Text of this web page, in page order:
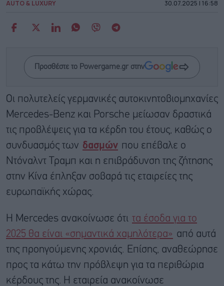
AUTO & LUXURY 30.07.2025 | 16:58
Προσθέστε το Powergame.gr στην
Οι πολυτελείς γερμανικές αυτοκινητοβιομηχανίες
Mercedes-Benz και Porsche μείωσαν δραστικά
τις προβλέψεις για τα κέρδη του έτους, καθώς ο
συνδυασμός των δασμών που επέβαλε ο
Ντόναλντ Τραμπ και η επιβράδυνση της ζήτησης
στην Κίνα έπληξαν σοβαρά τις εταιρείες της
ευρωπαϊκής χώρας.
Η Mercedes ανακοίνωσε ότι τα έσοδα για το
2025 θα είναι «σημαντικά χαμηλότερα» από αυτά
της προηγούμενης χρονιάς. Επίσης, αναθεώρησε
προς τα κάτω την πρόβλεψη για τα περιθώρια
κέρδους της. Η εταιρεία ανακοίνωσε